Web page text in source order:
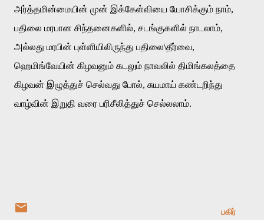
அர்த்தமின்மையின் முன் இக்கேள்வியை யோசிக்கும் நாம்,
பதிலை மரபான சிந்தனைகளில், சடங்குகளில் நாடலாம்,
அல்லது மரபின் புள்ளியிலிருந்து பதிலை\தீர்வை,
ஹெமிங்வேயின் கிழவனும் கடலும் நாவலில் திமிங்கலத்தை
கிழவன் இழுத்துச் செல்வது போல், சுயமாய் கண்டறிந்து
வாழ்வின் இறுதி வரை பரிசீலித்துச் செல்லலாம்.
பகிர்